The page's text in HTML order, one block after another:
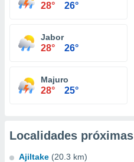
28° 26°
Jabor
28° 26°
Majuro
28° 25°
Localidades próximas
Ajiltake (20.3 km)